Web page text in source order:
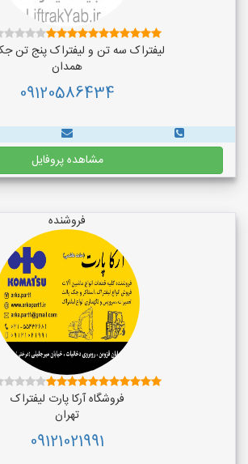
لیفتراک سه تن و لیفتراک پنج تن
همدان
09120586434
مشاهده پروفایل
فروشنده
فروشگاه آرکا پارت لیفتراک
تهران
09121021991